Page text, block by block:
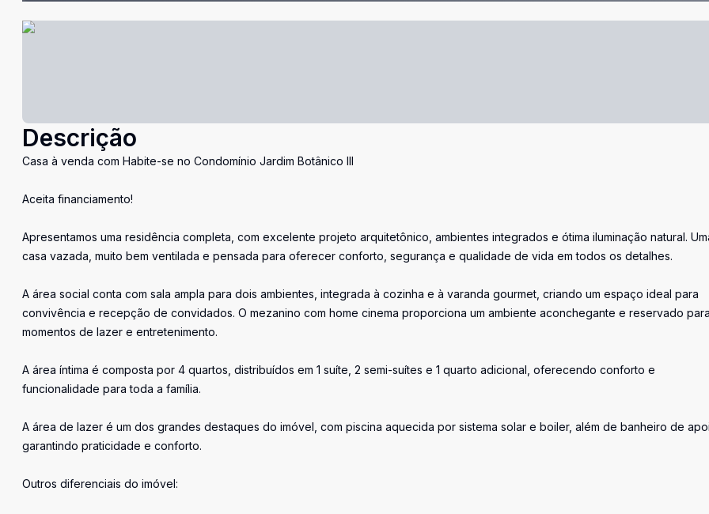
Descrição
Casa à venda com Habite-se no Condomínio Jardim Botânico III
Aceita financiamento!
Apresentamos uma residência completa, com excelente projeto arquitetônico, ambientes integrados e ótima iluminação natural.
casa vazada, muito bem ventilada e pensada para oferecer conforto, segurança e qualidade de vida em todos os detalhes.
A área social conta com sala ampla para dois ambientes, integrada à cozinha e à varanda gourmet, criando um espaço ideal para
convivência e recepção de convidados. O mezanino com home cinema proporciona um ambiente aconchegante e reservado
momentos de lazer e entretenimento.
A área íntima é composta por 4 quartos, distribuídos em 1 suíte, 2 semi-suítes e 1 quarto adicional, oferecendo conforto e
funcionalidade para toda a família.
A área de lazer é um dos grandes destaques do imóvel, com piscina aquecida por sistema solar e boiler, além de banheiro de
garantindo praticidade e conforto.
Outros diferenciais do imóvel: